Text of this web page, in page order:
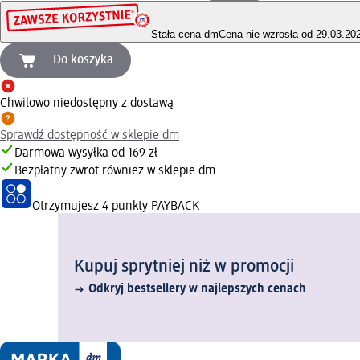
Stała cena dmCena nie wzrosła od
Do koszyka
Chwilowo niedostępny z dostawą
Sprawdź dostępność w sklepie dm
Darmowa wysyłka od 169 zł
Bezpłatny zwrot również w sklepie dm
Otrzymujesz 4 punkty PAYBACK
Kupuj sprytniej niż w promocji
Odkryj bestsellery w najlepszych cenach